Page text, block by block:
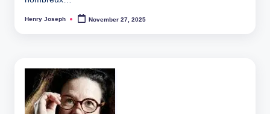
Posted
Henry Joseph November 27, 2025